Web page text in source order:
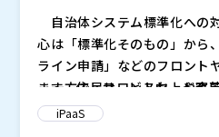
自治体システム標準化への
心は「標準化そのもの」から
ライン申請」などのフロント
ます。住民サービス向上や窓
システム導入を進める自治体
一方で、フロントヤード改
携のあり方そのものが新たな
iPaaS